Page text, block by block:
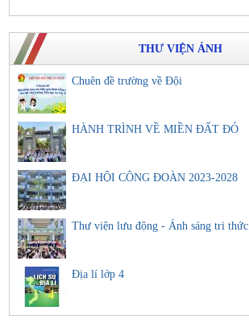
THƯ VIỆN ẢNH
Chuên đề trường về Đội
HÀNH TRÌNH VỀ MIỀN ĐẤT ĐỎ
ĐẠI HỘI CÔNG ĐOÀN 2023-2028
Thư viện lưu động - Ánh sáng tri thức
Địa lí lớp 4